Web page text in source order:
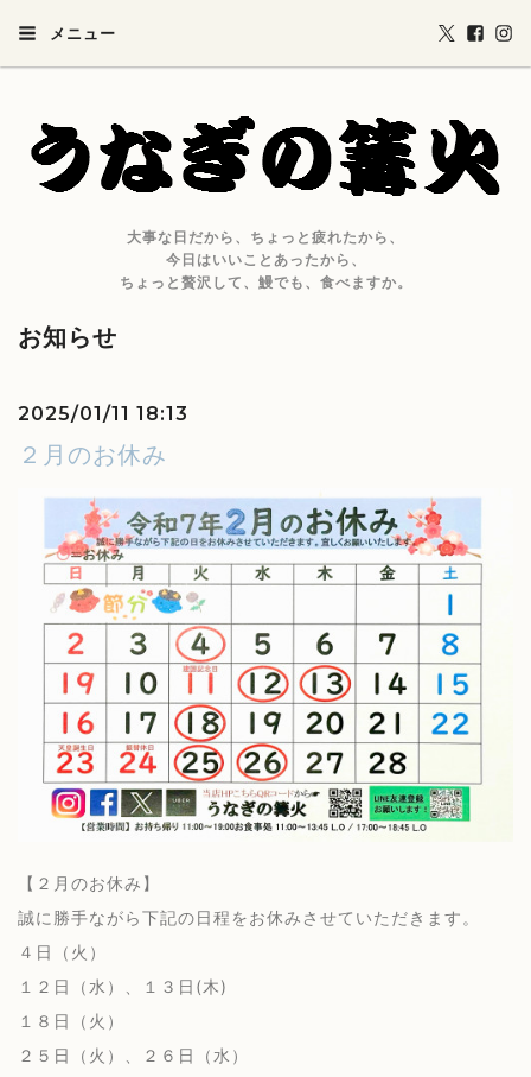
メニュー
大事な日だから、ちょっと疲れたから、
今日はいいことあったから、
ちょっと贅沢して、鰻でも、食べますか。
お知らせ
2025/01/11 18:13
２月のお休み
【２月のお休み】
誠に勝手ながら下記の日程をお休みさせていただきます。
４日（火）
１２日（水）、１３日(木)
１８日（火）
２５日（火）、２６日（水）